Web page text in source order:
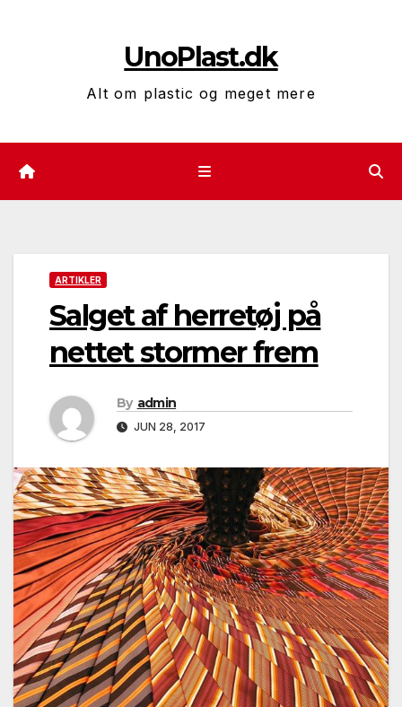
UnoPlast.dk
Alt om plastic og meget mere
ARTIKLER
Salget af herretøj på
nettet stormer frem
By admin
JUN 28, 2017